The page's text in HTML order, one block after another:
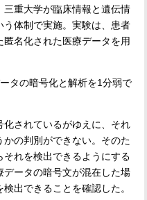
三重大学が臨床情報と遺伝情
体制で実施。実験は、患者
名化された医療データを用
タの暗号化と解析を1分弱で
されているがゆえに、それ
の判別ができない。そのた
れを検出できるようにする
ータの暗号文が混在した場
出できることを確認した。